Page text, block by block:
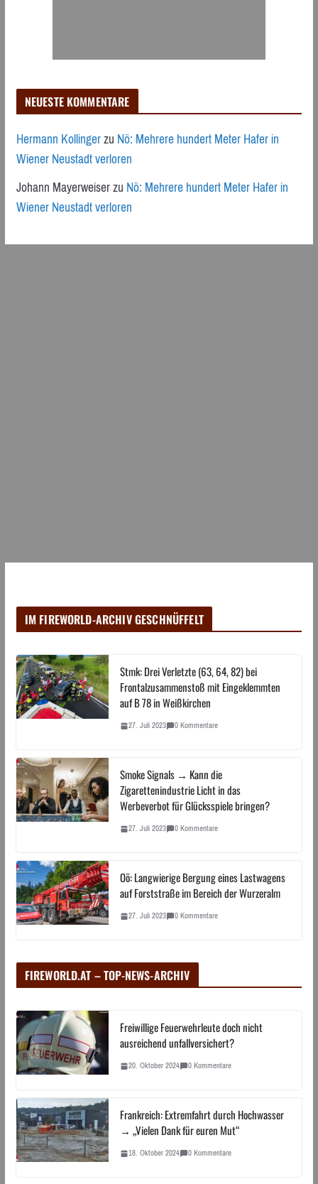
NEUESTE KOMMENTARE
Hermann KollingerzuNö: Mehrere hundert Meter Hafer in
Wiener Neustadt verloren
Johann MayerweiserzuNö: Mehrere hundert Meter Hafer in
Wiener Neustadt verloren
IM FIREWORLD-ARCHIV GESCHNÜFFELT
Stmk: Drei Verletzte (63, 64, 82) bei
Frontalzusammenstoß mit Eingeklemmten
auf B 78 in Weißkirchen
27. Juli 2023 0 Kommentare
Smoke Signals → Kann die
Zigarettenindustrie Licht in das
Werbeverbot für Glücksspiele bringen?
27. Juli 2023 0 Kommentare
Oö: Langwierige Bergung eines Lastwagens
auf Forststraße im Bereich der Wurzeralm
27. Juli 2023 0 Kommentare
FIREWORLD.AT – TOP-NEWS-ARCHIV
Freiwillige Feuerwehrleute doch nicht
ausreichend unfallversichert?
20. Oktober 2024 0 Kommentare
Frankreich: Extremfahrt durch Hochwasser
→ „Vielen Dank für euren Mut“
18. Oktober 2024 0 Kommentare